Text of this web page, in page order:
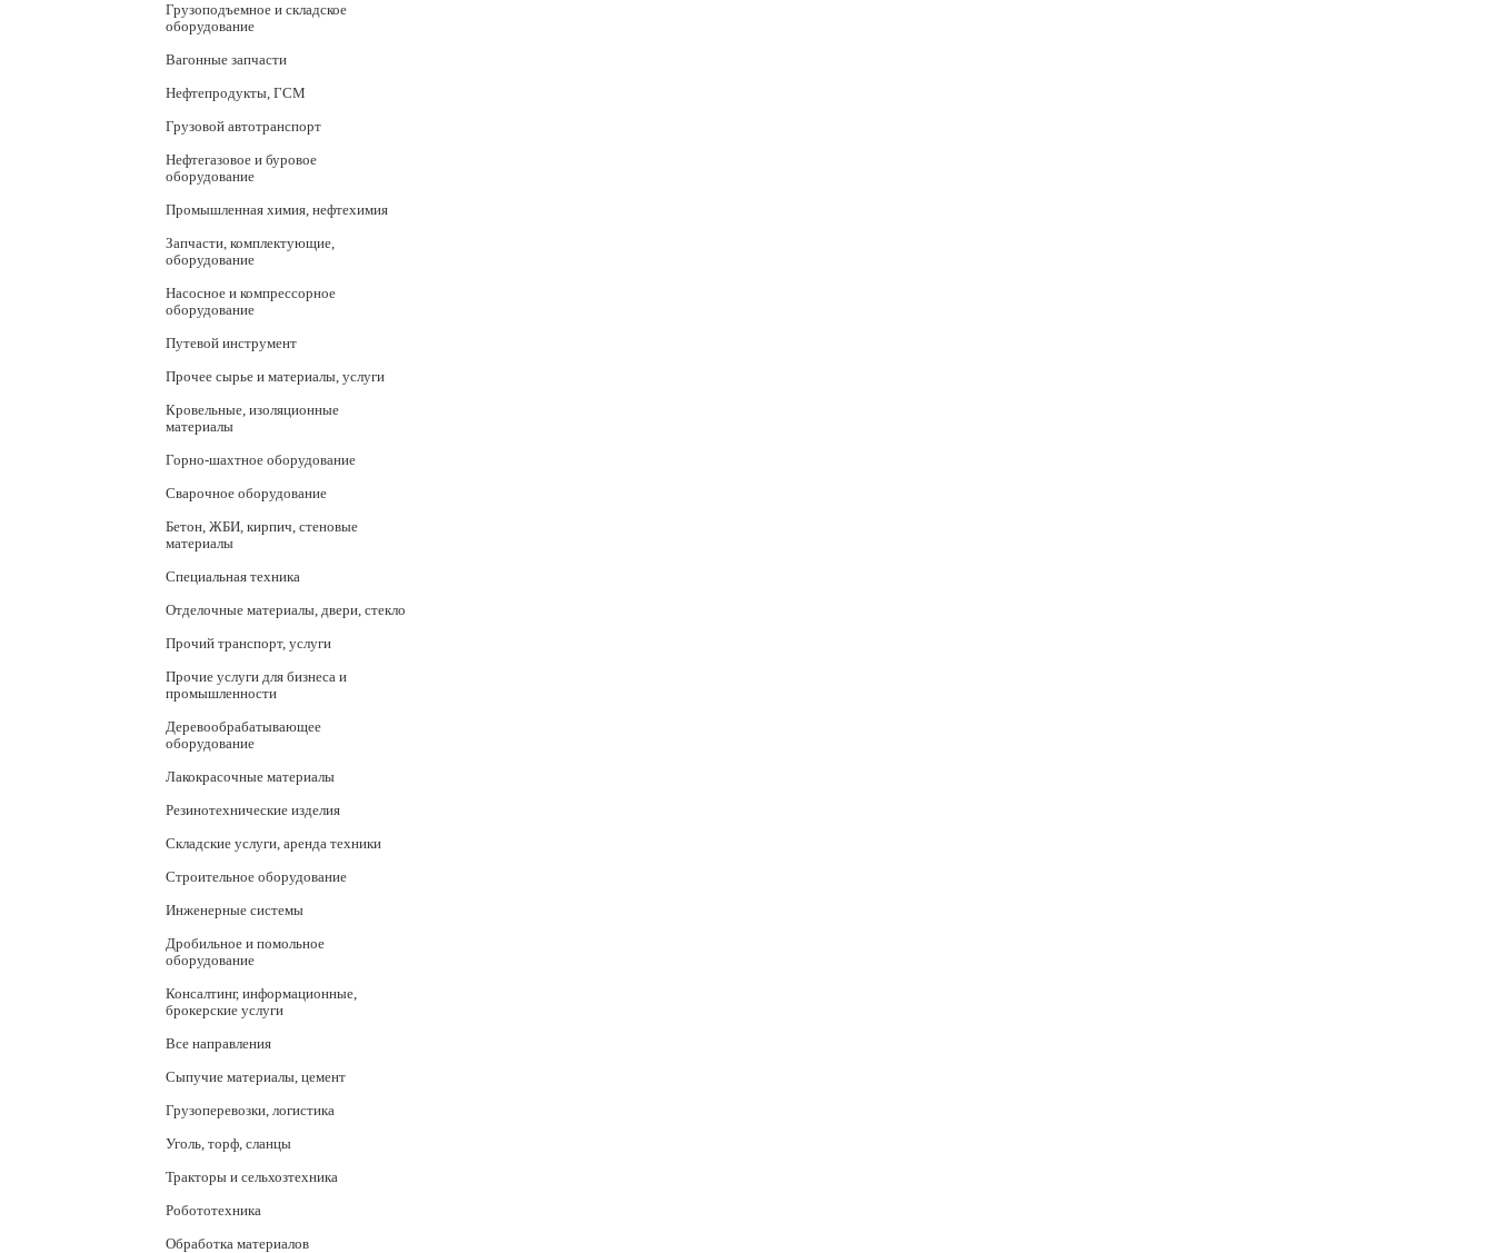
Грузоподъемное и складское
оборудование
Вагонные запчасти
Нефтепродукты, ГСМ
Грузовой автотранспорт
Нефтегазовое и буровое
оборудование
Промышленная химия, нефтехимия
Запчасти, комплектующие,
оборудование
Насосное и компрессорное
оборудование
Путевой инструмент
Прочее сырье и материалы, услуги
Кровельные, изоляционные
материалы
Горно-шахтное оборудование
Сварочное оборудование
Бетон, ЖБИ, кирпич, стеновые
материалы
Специальная техника
Отделочные материалы, двери, стекло
Прочий транспорт, услуги
Прочие услуги для бизнеса и
промышленности
Деревообрабатывающее
оборудование
Лакокрасочные материалы
Резинотехнические изделия
Складские услуги, аренда техники
Строительное оборудование
Инженерные системы
Дробильное и помольное
оборудование
Консалтинг, информационные,
брокерские услуги
Все направления
Сыпучие материалы, цемент
Грузоперевозки, логистика
Уголь, торф, сланцы
Тракторы и сельхозтехника
Робототехника
Обработка материалов